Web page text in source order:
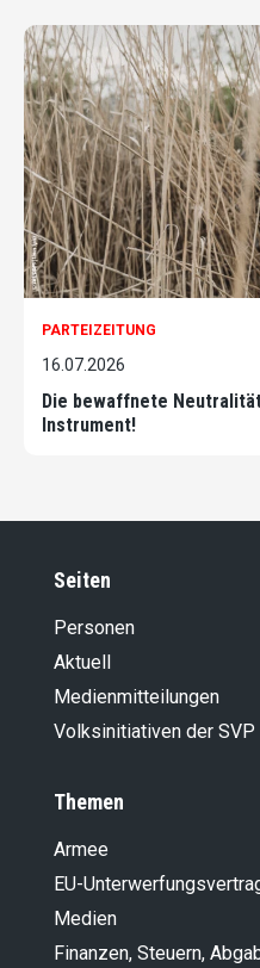
PARTEIZEITUNG
16.07.2026
Die bewaffnete
Instrument!
Seiten
Personen
Aktuell
Medienmitteilungen
Volksinitiativen der SVP
Themen
Armee
EU-
Medien
Finanzen, Steuern,